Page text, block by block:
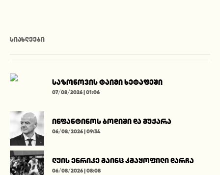
ᲡᲘᲐᲮᲚᲔᲔᲑᲘ
საზონოვის ტაიმი ხეტაფეში
07/08/2026 | 01:06
ინფანტინოს ბოდიში და მუქარა
06/08/2026 | 09:34
ლუის ენრიკე მაინც კმაყოფილი დარჩა
06/08/2026 | 08:08